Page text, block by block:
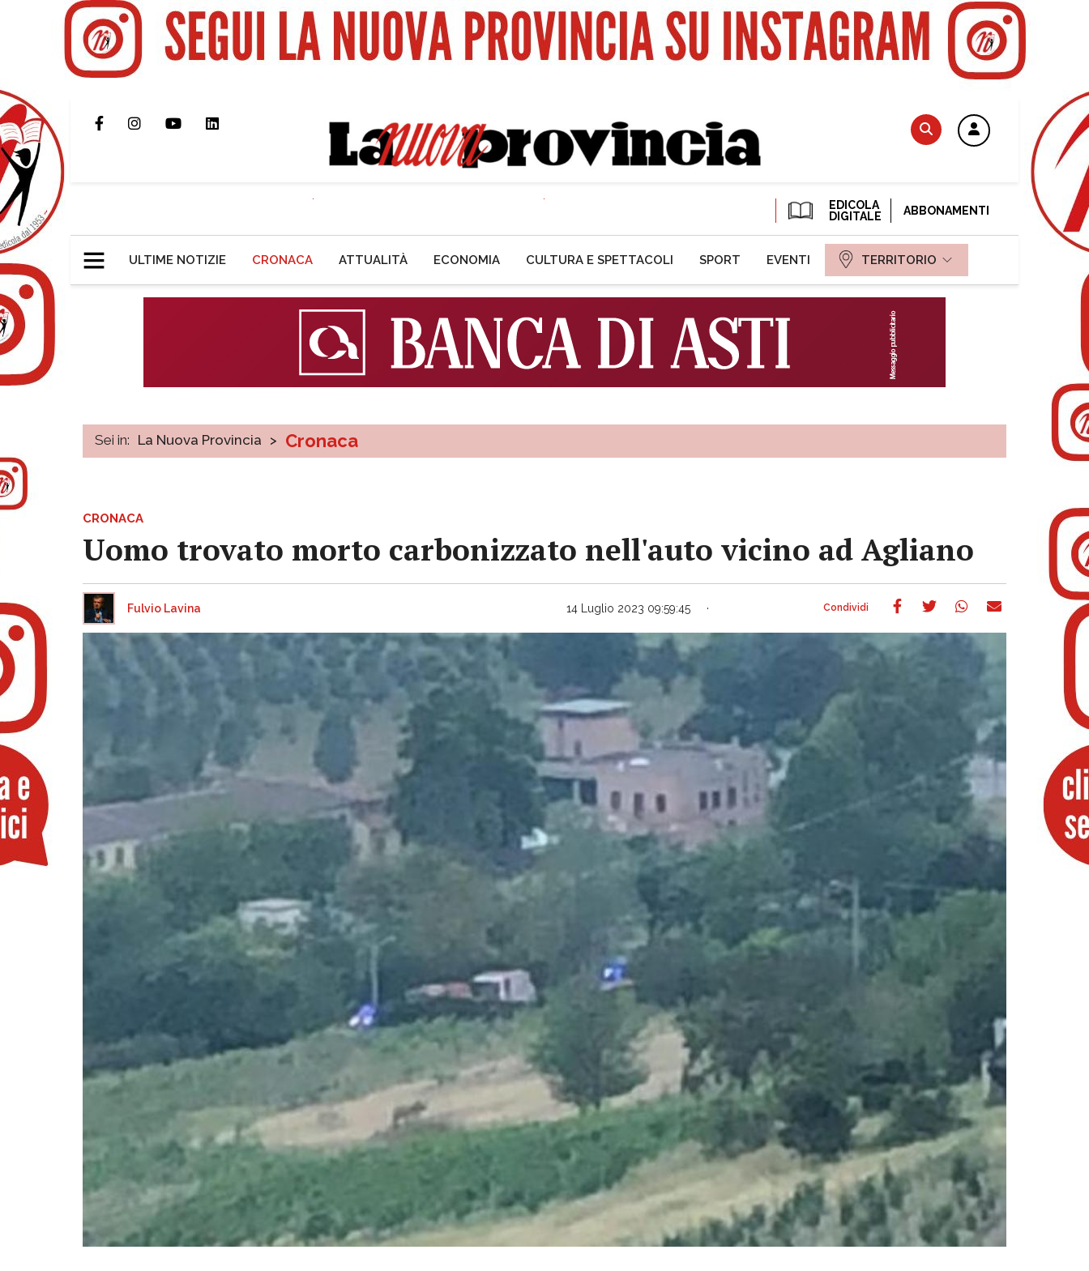
EDICOLA
DIGITALE
ABBONAMENTI
ULTIME NOTIZIE CRONACA ATTUALITÀ ECONOMIA CULTURA E SPETTACOLI SPORT EVENTI TERRITORIO
Sei in: La Nuova Provincia > Cronaca
CRONACA
Uomo trovato morto carbonizzato nell'auto vicino ad Agliano
Fulvio Lavina 14 Luglio 2023 09:59:45